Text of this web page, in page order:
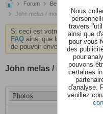
Forum Besoin d'aide ?
John melas / montage / modx /
Si ceci est votre première
FAQ ainsi que la chartedu
de pouvoir envoyer des
John melas / montage /
Nous
travers
ainsi que
pour vous
des
pour
pouvons
certaines
d'analyse.
veuillez